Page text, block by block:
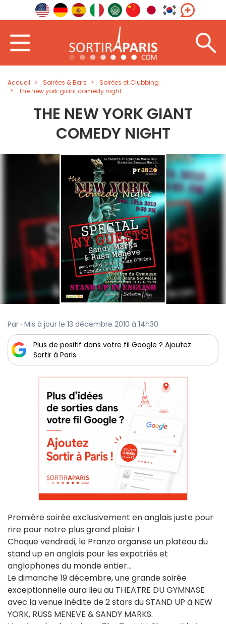
Accueil Soirées & Bars
Soirées et Clubbing
The new york giant comedy night
THE NEW YORK GIANT
COMEDY NIGHT
Par · Mis à jour le 13 décembre 2010 à 14h30
Plus de positif dans votre fil Google ? Ajoutez
Sortir à Paris.
Première soirée exclusivement en anglais juste pour
rire pour notre plus grand plaisir !
Chaque vendredi, le Pranzo organise un plateau du
stand up en anglais pour les expatriés et
anglophones du monde entier...
Le dimanche 19 décembre, une grande soirée
exceptionnelle aura lieu au THEATRE DU GYMNASE
avec la venue inédite de 2 stars du STAND UP à NEW
YORK, RUSS MENEVE & SANDY MARKS.